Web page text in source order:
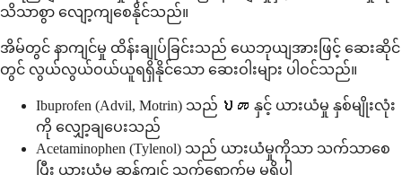
သိသာစွာ လျော့ကျစေနိုင်သည်။
အိမ်တွင် နာကျင်မှု ထိန်းချုပ်ခြင်းသည် ယေဘုယျအားဖြင့် ဆေးဆိုင်
တွင် လွယ်လွယ်ဝယ်ယူရရှိနိုင်သော ဆေးဝါးများ ပါဝင်သည်။
Ibuprofen (Advil, Motrin) သည် ህመ နှင့် ယားယံမှု နှစ်မျိုးလုံး
ကို လျှော့ချပေးသည်
Acetaminophen (Tylenol) သည် ယားယံမှုကိုသာ သက်သာစေ
ပြီး ယားယံမှု ဆန့်ကျင် သက်ရောက်မှု မရှိပါ